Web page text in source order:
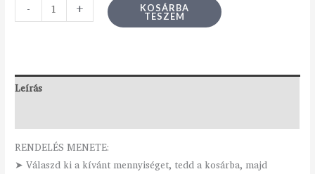
- + KOSÁRBA
TESZEM
Leírás
RENDELÉS MENETE:
➤ Válaszd ki a kívánt mennyiséget, tedd a kosárba, majd